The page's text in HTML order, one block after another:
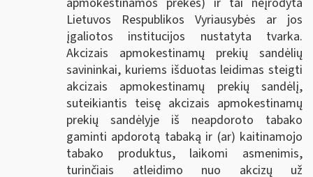
Lietuvos Respublikos Vyriausybės ar jos
įgaliotos institucijos nustatyta tvarka.
Akcizais apmokestinamų prekių sandėlių
savininkai, kuriems išduotas leidimas steigti
akcizais apmokestinamų prekių sandėlį,
suteikiantis teisę akcizais apmokestinamų
prekių sandėlyje iš neapdoroto tabako
gaminti apdorotą tabaką ir (ar) kaitinamojo
tabako produktus, laikomi asmenimis,
turinčiais atleidimo nuo akcizų už